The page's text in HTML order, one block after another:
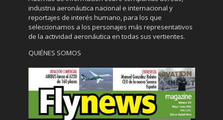
industria aeronáutica nacional e internacional y
reportajes de interés humano, para los que
seleccionamos a los personajes más representativos
de la actividad aeronáutica en todas sus vertientes.
QUIÉNES SOMOS